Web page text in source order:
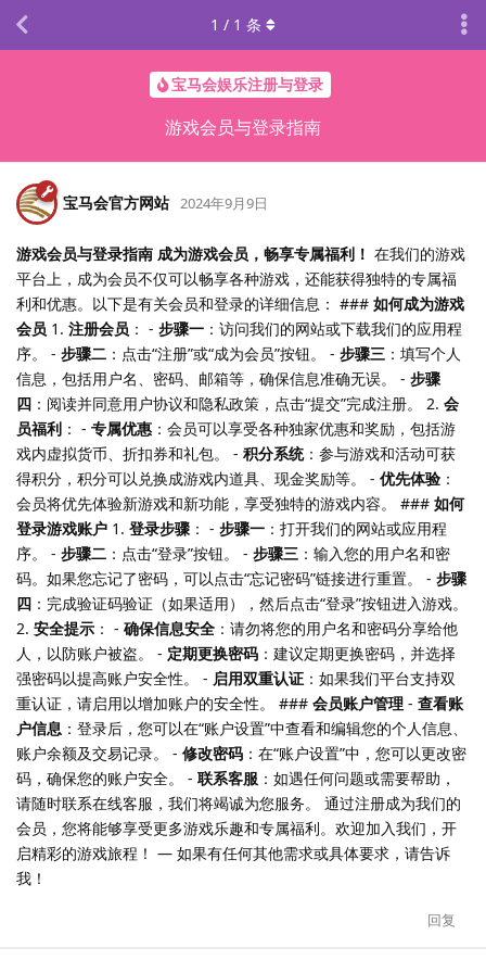
宝马会娱乐注册与登录
游戏会员与登录指南
1 / 1 条
宝马会官方网站 2024年9月9日
游戏会员与登录指南 成为游戏会员，畅享专属福利！ 在我们的游戏
平台上，成为会员不仅可以畅享各种游戏，还能获得独特的专属福
利和优惠。以下是有关会员和登录的详细信息： ### 如何成为游戏
会员 1. 注册会员 ： - 步骤一 ：访问我们的网站或下载我们的应用程
序。 - 步骤二 ：点击“注册”或“成为会员”按钮。 - 步骤三 ：填写个人
信息，包括用户名、密码、邮箱等，确保信息准确无误。 - 步骤
四 ：阅读并同意用户协议和隐私政策，点击“提交”完成注册。 2. 会
员福利 ： - 专属优惠 ：会员可以享受各种独家优惠和奖励，包括游
戏内虚拟货币、折扣券和礼包。 - 积分系统：参与游戏和活动可获
得积分，积分可以兑换成游戏内道具、现金奖励等。 - 优先体验 ：
会员将优先体验新游戏和新功能，享受独特的游戏内容。 ### 如何
登录游戏账户 1. 登录步骤 ： - 步骤一 ：打开我们的网站或应用程
序。 - 步骤二 ：点击“登录”按钮。 - 步骤三 ：输入您的用户名和密
码。如果您忘记了密码，可以点击“忘记密码”链接进行重置。 - 步骤
四 ：完成验证码验证（如果适用），然后点击“登录”按钮进入游戏。
2. 安全提示 ： - 确保信息安全 ：请勿将您的用户名和密码分享给他
人，以防账户被盗。 - 定期更换密码 ：建议定期更换密码，并选择
强密码以提高账户安全性。 - 启用双重认证 ：如果我们平台支持双
重认证，请启用以增加账户的安全性。 ### 会员账户管理 - 查看账
户信息 ：登录后，您可以在“账户设置”中查看和编辑您的个人信息、
账户余额及交易记录。 - 修改密码 ：在“账户设置”中，您可以更改密
码，确保您的账户安全。 - 联系客服 ：如遇任何问题或需要帮助，
请随时联系在线客服，我们将竭诚为您服务。 通过注册成为我们的
会员，您将能够享受更多游戏乐趣和专属福利。欢迎加入我们，开
启精彩的游戏旅程！ — 如果有任何其他需求或具体要求，请告诉
我！
回复